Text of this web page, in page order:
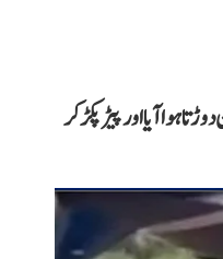
ہوا آیا اور پیڑ پکڑ کر